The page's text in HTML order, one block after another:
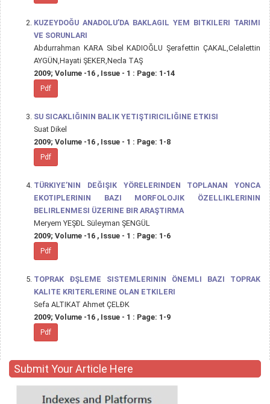
KUZEYDOĞU ANADOLU’DA BAKLAGIL YEM BITKILERI TARIMI
VE SORUNLARI
Abdurrahman KARA Sibel KADIOĞLU Şerafettin ÇAKAL,Celalettin
AYGÜN,Hayati ŞEKER,Necla TAŞ
2009; Volume -16 , Issue - 1 : Page: 1-14
Pdf
SU SICAKLIĞININ BALIK YETIŞTIRICILIĞINE ETKISI
Suat Dikel
2009; Volume -16 , Issue - 1 : Page: 1-8
Pdf
TÜRKIYE’NIN DEĞIŞIK YÖRELERINDEN TOPLANAN YONCA
EKOTIPLERININ BAZI MORFOLOJIK ÖZELLIKLERININ
BELIRLENMESI ÜZERINE BIR ARAŞTIRMA
Meryem YEŞĐL Süleyman ŞENGÜL
2009; Volume -16 , Issue - 1 : Page: 1-6
Pdf
TOPRAK ĐŞLEME SISTEMLERININ ÖNEMLI BAZI TOPRAK
KALITE KRITERLERINE OLAN ETKILERI
Sefa ALTIKAT Ahmet ÇELĐK
2009; Volume -16 , Issue - 1 : Page: 1-9
Pdf
Submit Your Article Here